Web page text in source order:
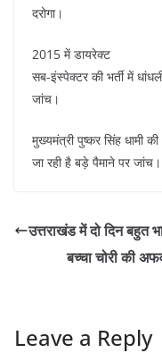
दरोगा।
2015 में डायरेक्ट
सब-इंस्पेक्टर की भर्ती में
जांच।
मुख्यमंत्री पुष्कर सिंह धामी की
जा रही है बड़े पैमाने पर जांच।
उत्तराखंड में दो दिन बहुत
बच्चा चोरी की
Leave a Reply